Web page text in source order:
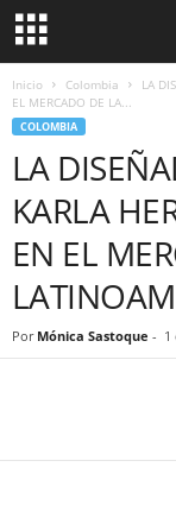
Inicio Colombia
LA
EL MERCADO DE LA...
COLOMBIA
LA
KARLA
EN EL
Por Mónica Sastoque - 1